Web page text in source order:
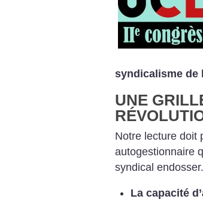
syndicalisme de
UNE
Notre lecture doit
autogestionnaire
syndical
La capacité